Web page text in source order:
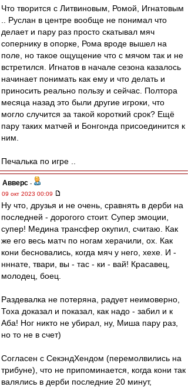
Что творится с Литвиновым, Ромой, Игнатовым
.. Руслан в центре вообще не понимал что
делает и пару раз просто скатывал мяч
сопернику в опорке, Рома вроде вышел на
поле, но такое ощущение что с мячом так и не
встретился. Игнатов в начале сезона казалось
начинает понимать как ему и что делать и
приносить реально пользу и сейчас. Полтора
месяца назад это были другие игроки, что
могло случится за такой короткий срок? Ещё
пару таких матчей и Бонгонда присоединится к
ним.
Печалька по игре ..
Авверс -
09 окт 2023 00:09
Ну что, друзья и не очень, сравнять в дерби на
последней - дорогого стоит. Супер эмоции,
супер! Медина трансфер окупил, считаю. Как
же его весь матч по ногам херачили, ох. Как
кони бесновались, когда мяч у него, хехе. И -
нннате, твари, вы - тас - ки - вай! Красавец,
молодец, боец.
Раздевалка не потеряна, радует неимоверно,
Тоха доказал и показал, как надо - забил и к
Аба! Ног никто не убирал, ну, Миша пару раз,
но то не в счет)
Согласен с СекэндХендом (перемолвились на
трибуне), что не припоминается, когда кони так
валялись в дерби последние 20 минут,